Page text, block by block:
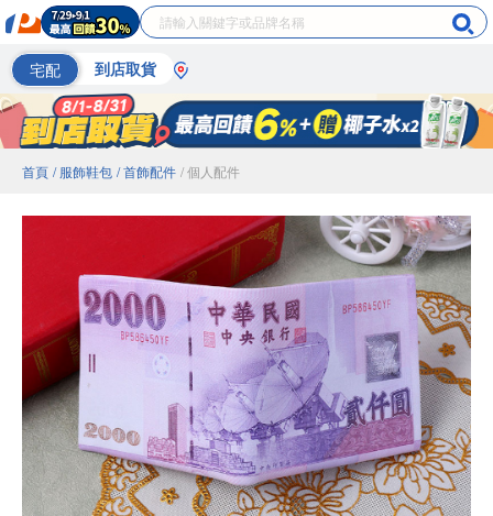
宅配 到店取貨
首頁 / 服飾鞋包 / 首飾配件 / 個人配件